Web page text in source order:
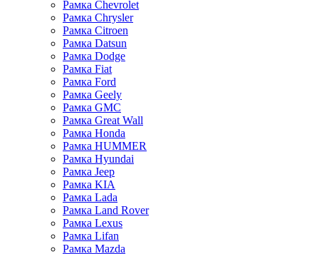
Рамка Chevrolet
Рамка Chrysler
Рамка Citroen
Рамка Datsun
Рамка Dodge
Рамка Fiat
Рамка Ford
Рамка Geely
Рамка GMC
Рамка Great Wall
Рамка Honda
Рамка HUMMER
Рамка Hyundai
Рамка Jeep
Рамка KIA
Рамка Lada
Рамка Land Rover
Рамка Lexus
Рамка Lifan
Рамка Mazda